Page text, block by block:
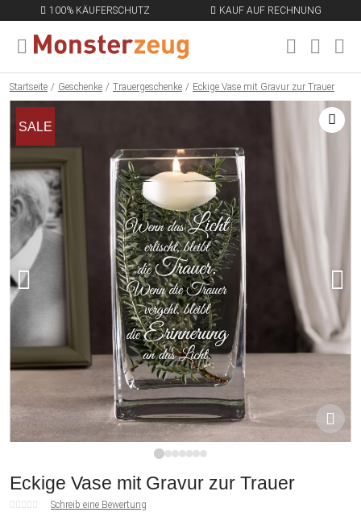
100% KÄUFERSCHUTZ KAUF AUF RECHNUNG
MENÜ SCHLIESSEN
Startseite Geschenke Trauergeschenke Eckige Vase mit Gravur zur Trauer
SALE
Eckige Vase mit Gravur zur Trauer
Schreib eine Bewertung